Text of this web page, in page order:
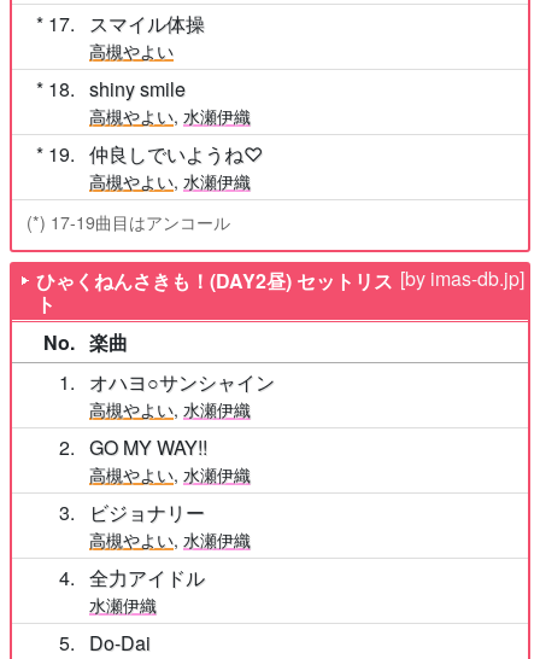
17 スマイル体操
高槻やよい
18 shiny smile
高槻やよい, 水瀬伊織
19 仲良しでいようね♡
高槻やよい, 水瀬伊織
(*) 17-19曲目はアンコール
[by imas-db.jp]
ひゃくねんさきも！(DAY2昼) セットリス
ト
No. 楽曲
1
オハヨ○サンシャイン
高槻やよい, 水瀬伊織
2 GO MY WAY!!
高槻やよい, 水瀬伊織
3 ビジョナリー
高槻やよい, 水瀬伊織
4 全力アイドル
水瀬伊織
5 Do-Dai